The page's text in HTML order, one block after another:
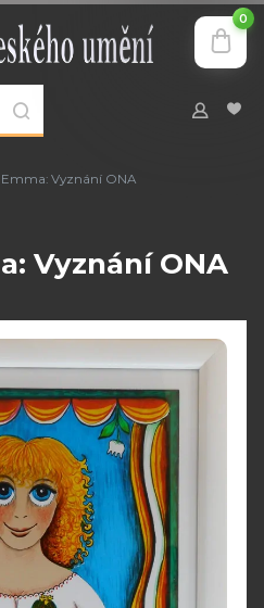
0
Emma: Vyznání ONA
Vyznání ONA